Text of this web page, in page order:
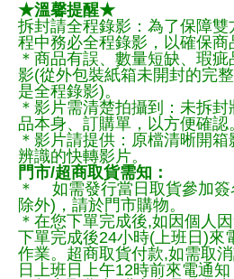
★溫馨提醒★
拆封請全程錄影：為了保障雙
程中務必全程錄影，以確保商
＊商品有誤、數量短缺、瑕
影(從外包裝紙箱未開封的完
是全程錄影)。
＊影片需清楚拍攝到：未拆
品本身、訂購單，以方便確認
＊影片請提供：原檔清晰開
辨識的快轉影片。
門市/超商取貨需知：
＊ 如需發行當日取貨參加簽
除外)，請於門市購物。
＊在您下單完成後,如因個人
下單完成後24小時(上班日)來
作業。超商取貨付款,如需取
日上班日上午12時前來電通知